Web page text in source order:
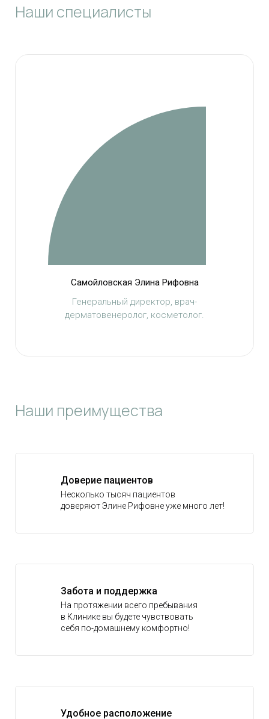
Наши специалисты
Самойловская Элина Рифовна
Генеральный директор, врач-
дерматовенеролог, косметолог.
Наши преимущества
Доверие пациентов
Несколько тысяч пациентов
доверяют Элине Рифовне уже много лет!
Забота и поддержка
На протяжении всего пребывания
в Клинике вы будете чувствовать
себя по-домашнему комфортно!
Удобное расположение